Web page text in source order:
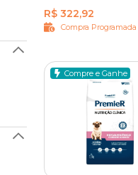
R$ 322,92
Compra Programada
Compre e Ganhe